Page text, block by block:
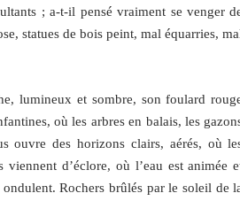
; a-t-il pensé vraiment se venger
statues de bois peint, mal équarries,
lumineux et sombre, son foulard
où les arbres en balais, les
ouvre des horizons clairs, aérés, où
d’éclore, où l’eau est animée
Rochers brûlés par le soleil de